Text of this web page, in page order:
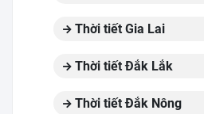
Thời tiết Gia Lai
Thời tiết Đắk Lắk
Thời tiết Đắk Nông